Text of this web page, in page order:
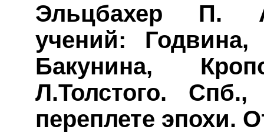
Эльцбахер П.
учений:
Бакунина,
Л.Толстого.
переплете эпохи.